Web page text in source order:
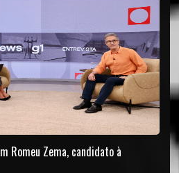
Romeu Zema, candidato à